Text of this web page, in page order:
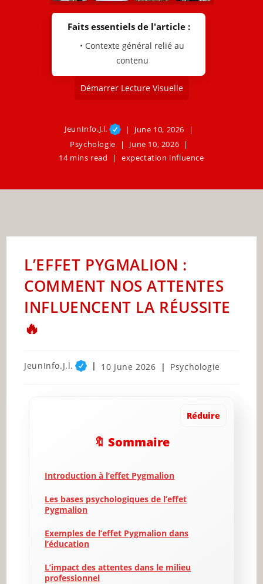
Faits essentiels de l'article :
• Contexte général relié au
contenu
Démarrer Lecture Visuelle
JeunInfo.J.l.
June 10, 2026
Psychologie
June 10, 2026
14 mins read
expectation influence
L’EFFET PYGMALION :
COMMENT NOS ATTENTES
INFLUENCENT LA RÉUSSITE
🔥
Post
JeunInfo.J.l.
Post
10 June 2026
Post
Psychologie
Réduire
🔖 Sommaire
Introduction à l’effet Pygmalion
Les bases psychologiques de l’effet
Pygmalion
Exemples de l’effet Pygmalion dans
l’éducation
L’impact des attentes dans le milieu
professionnel